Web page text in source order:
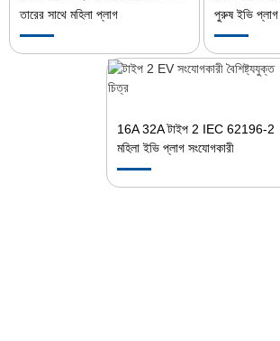
তারের সাথে মহিলা প্লাগ
পুরুষ ইভি প্লাগ
16A 32A টাইপ 2 IEC 62196-2
মহিলা ইভি প্লাগ সংযোগকারী